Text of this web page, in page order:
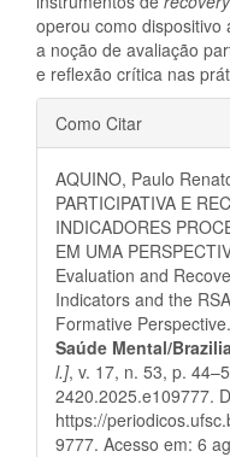
operou como dispositivo
a noção de avaliação
e reflexão crítica nas
Detalhes
do
artigo
Como Citar
AQUINO, Paulo
PARTICIPATIVA E
INDICADORES
EM UMA
Evaluation and
Indicators and the
Formative Perspective.
Saúde Mental/
l.], v. 17, n. 53, p.
2420.2025.e109777.
https://
9777. Acesso em: 6